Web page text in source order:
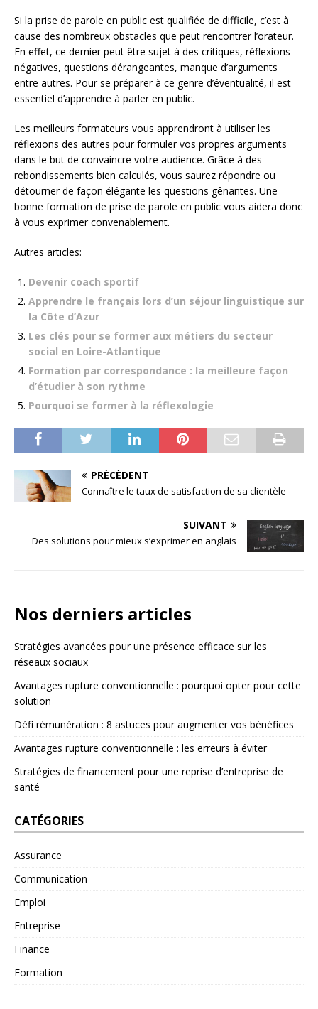
Si la prise de parole en public est qualifiée de difficile, c’est à
cause des nombreux obstacles que peut rencontrer l’orateur.
En effet, ce dernier peut être sujet à des critiques, réflexions
négatives, questions dérangeantes, manque d’arguments
entre autres. Pour se préparer à ce genre d’éventualité, il est
essentiel d’apprendre à parler en public.
Les meilleurs formateurs vous apprendront à utiliser les
réflexions des autres pour formuler vos propres arguments
dans le but de convaincre votre audience. Grâce à des
rebondissements bien calculés, vous saurez répondre ou
détourner de façon élégante les questions gênantes. Une
bonne formation de prise de parole en public vous aidera donc
à vous exprimer convenablement.
Autres articles:
Devenir coach sportif
Apprendre le français lors d’un séjour linguistique sur
la Côte d’Azur
Les clés pour se former aux métiers du secteur
social en Loire-Atlantique
Formation par correspondance : la meilleure façon
d’étudier à son rythme
Pourquoi se former à la réflexologie
PRÉCÉDENT
Connaître le taux de satisfaction de sa clientèle
SUIVANT
Des solutions pour mieux s’exprimer en anglais
Nos derniers articles
Stratégies avancées pour une présence efficace sur les
réseaux sociaux
Avantages rupture conventionnelle : pourquoi opter pour cette
solution
Défi rémunération : 8 astuces pour augmenter vos bénéfices
Avantages rupture conventionnelle : les erreurs à éviter
Stratégies de financement pour une reprise d’entreprise de
santé
CATÉGORIES
Assurance
Communication
Emploi
Entreprise
Finance
Formation